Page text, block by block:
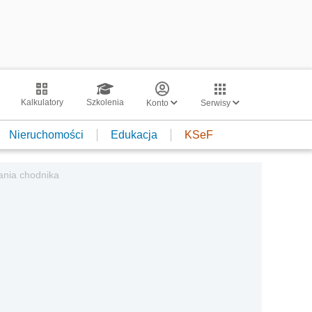
Kalkulatory Szkolenia Konto Serwisy
Nieruchomości Edukacja KSeF
chodnika